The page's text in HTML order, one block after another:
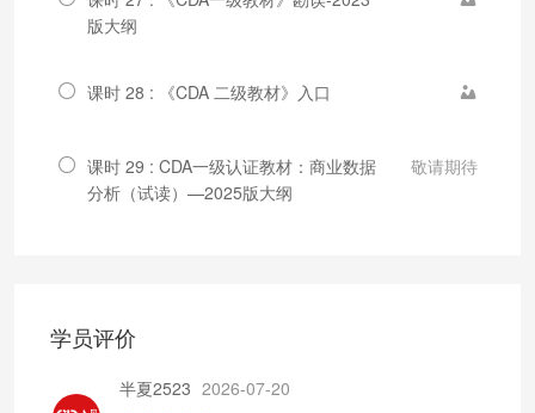
版大纲
课时 28 : 《CDA 二级教材》入口
课时 29 : CDA一级认证教材：商业数据
分析（试读）—2025版大纲
敬请期待
学员评价
半夏2523 2026-07-20